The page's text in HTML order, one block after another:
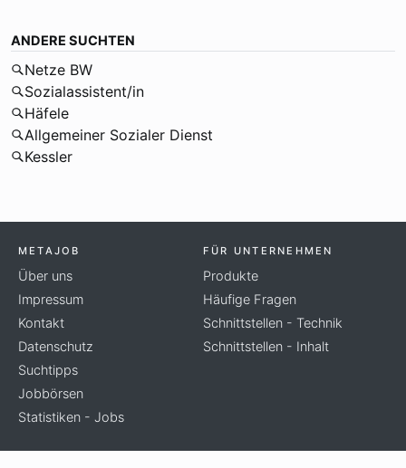
ANDERE SUCHTEN
Netze BW
Sozialassistent/in
Häfele
Allgemeiner Sozialer Dienst
Kessler
METAJOB
Über uns
Impressum
Kontakt
Datenschutz
Suchtipps
Jobbörsen
Statistiken - Jobs
FÜR UNTERNEHMEN
Produkte
Häufige Fragen
Schnittstellen - Technik
Schnittstellen - Inhalt